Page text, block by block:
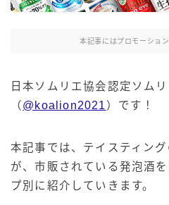
本記事にはプロモーショ
日本ソムリエ協会認定ソム
（ @koalion2021 ）です！
本記事では、テイスティン
が、市販されている発泡酒
プ別に紹介していきます。